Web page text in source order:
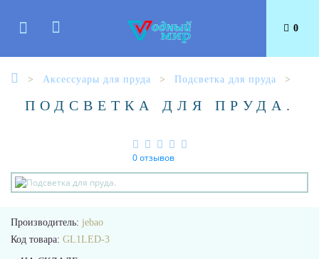
0
Аксессуары для пруда Подсветка для пруда
ПОДСВЕТКА ДЛЯ ПРУДА.
0 отзывов
Производитель: jebao
Код товара: GL1LED-3